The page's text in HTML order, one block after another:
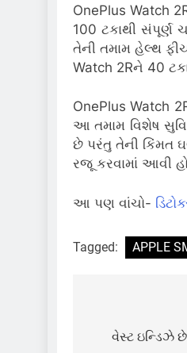
OnePlus Watch
100 ટકાથી સંપૂર્ણ
તેની તમામ હેલ્થ
Watch 2Rને 40
OnePlus Watch
આ તમામ વિશેષ
છે પરંતુ તેની કિંમત
રજૂ કરવામાં આવી
આ પણ વાંચો-
Tagged: APPLE
navigation
વેસ્ટ ઇન્ડિઝે